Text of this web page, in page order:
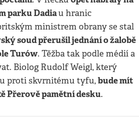
parku Dadiau hranic
ministrem obrany se stal
soud přerušil jednání o žalobě
Turów. Těžba tak podle médií a
Biolog Rudolf Weigl, který
proti skvrnitému tyfu,bude mít
Přerově pamětní desku.